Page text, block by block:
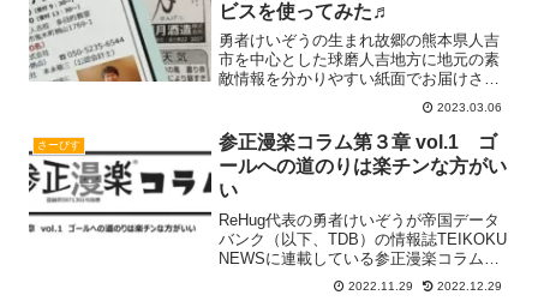
ビスを使ってみた♬
勇者けいぞうの生まれ故郷の熊本県人吉
市を中心とした球磨人吉地方に地元の素
敵情報を分かりやすい紙面でお届けされ
ている人吉新聞すっかり忘れていたんで
すが夕刊のみなのですが地元の経済・企
業の動向、ほっこりする話題や今は亡き
父あつしのように亡くならRead more...
2023.03.06
さーびす
参正漫楽コラム第３章 vol.1 ゴ
ールへの道のりは楽チンな方がい
い
ReHug代表の勇者けいぞうが帝国データ
バンク（以下、TDB）の情報誌TEIKOKU
NEWSに連載している参正漫楽コラムの
ご紹介です！（転載の許可はTDB沖縄支
店様からいただいております）こちらの
2022.11.29 2022.12.29